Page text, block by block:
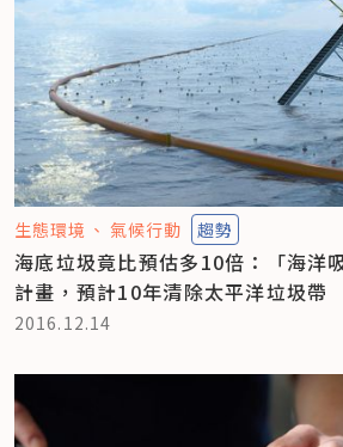
生態環境 氣候行動 趨勢
海底垃圾竟比預估多10倍：「海洋
計畫，預計10年清除太平洋垃圾帶
2016.12.14